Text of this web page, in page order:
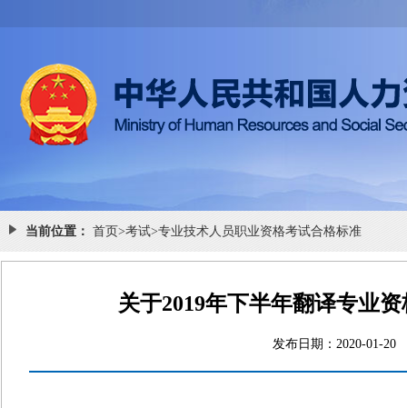
当前位置： 首页>考试>专业技术人员职业资格考试合格标准
关于2019年下半年翻译专业
发布日期：